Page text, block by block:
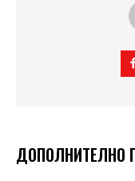
ДОПОЛНИТЕЛНО